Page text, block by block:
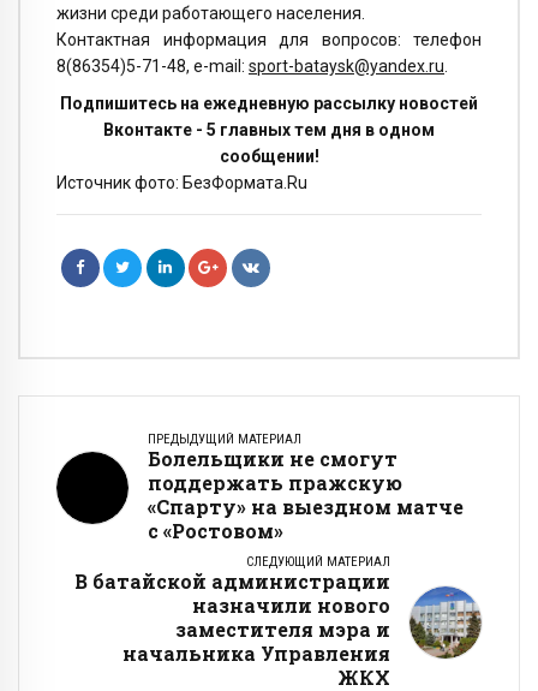
жизни среди работающего населения.
Контактная информация для вопросов: телефон
8(86354)5-71-48, e-mail: sport-bataysk@yandex.ru.
Подпишитесь на ежедневную рассылку новостей
Вконтакте - 5 главных тем дня в одном
сообщении!
Источник фото: БезФормата.Ru
ПРЕДЫДУЩИЙ МАТЕРИАЛ
Болельщики не смогут
поддержать пражскую
«Спарту» на выездном матче
с «Ростовом»
СЛЕДУЮЩИЙ МАТЕРИАЛ
В батайской администрации
назначили нового
заместителя мэра и
начальника Управления
ЖКХ